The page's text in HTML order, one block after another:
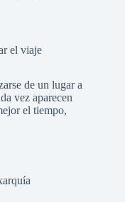
el viaje
de un lugar a
vez aparecen
el tiempo,